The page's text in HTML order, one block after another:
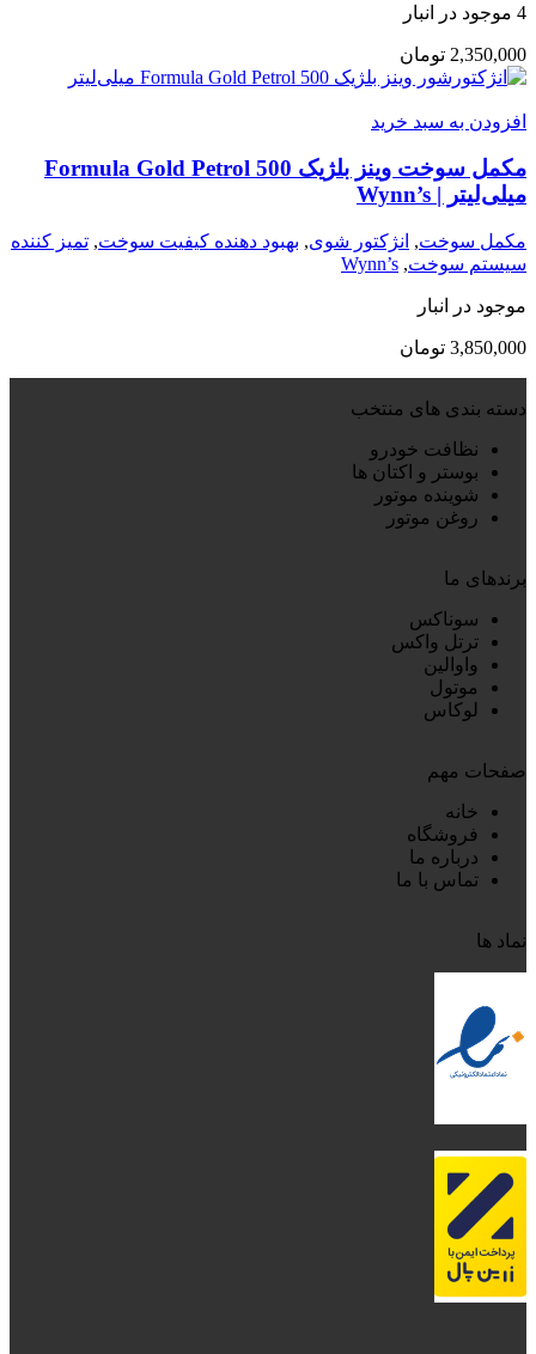
4 موجود در انبار
2,350,000 تومان
افزودن به سبد خرید
مکمل سوخت وینز بلژیک Formula Gold Petrol 500
میلی‌لیتر | Wynn’s
مکمل سوخت, انژکتور شوی, بهبود دهنده کیفیت سوخت, تمیز کننده
سیستم سوخت,
Wynn’s
موجود در انبار
3,850,000 تومان
دسته بندی های منتخب
نظافت خودرو
بوستر و اکتان ها
شوینده موتور
روغن موتور
برندهای ما
سوناکس
ترتل واکس
واوالین
موتول
لوکاس
صفحات مهم
خانه
فروشگاه
درباره ما
تماس با ما
نماد ها